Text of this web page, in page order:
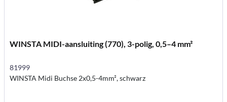
WINSTA MIDI-aansluiting (770), 3-polig, 0,5–4 mm²
81999
WINSTA Midi Buchse 2x0,5-4mm², schwarz